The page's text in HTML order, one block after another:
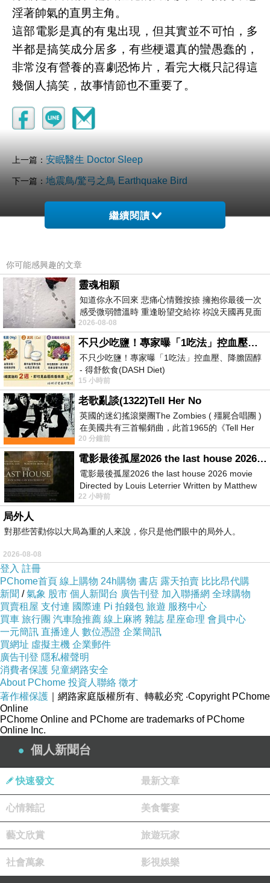
淫著帥氣的直男主角。
這部電影是真的有鬼出現，但其實並不可怕，多
半都是搞笑成分居多，有些梗還真的蠻愚蠢的，
非常沒有營養的喜劇恐怖片，看完大概只記得這
幾個人搞笑，故事情節也不重要了。
上一篇： 安眠醫生 Doctor Sleep
下一篇： 地震鳥/驚弓之鳥 Earthquake Bird
繼續閱讀
你可能感興趣的文章
靈魂相願
知道你永不回來 悲痛心情難按捺 擁抱你最後一次
感受微弱體溫時 重逢盼望交給祢 祢說天國再見面
此刻忍淚說別離 他日靈魂再
2026-08-08
不只少吃鹽！專家曝「1吃法」控血壓、降膽固醇 - 得舒飲食(DASH Diet)
不只少吃鹽！專家曝「1吃法」控血壓、降膽固醇
- 得舒飲食(DASH Diet)
https://www.facebook.com/dietitiansophia/posts/
15 小時前
老歌亂談(1322)Tell Her No
英國的迷幻搖滾樂團The Zombies ( 殭屍合唱團 )
在美國共有三首暢銷曲，此首1965的《Tell Her
No》即為其中之一，在告示牌百大單曲
20 分鐘前
電影最後孤屋2026 the last house 2026 movie
電影最後孤屋2026 the last house 2026 movie
Directed by Louis Leterrier Written by Matthew
Robinson Starring Greta Lee Wa
22 小時前
局外人
對那些苦勸你以大局為重的人來說，你只是他們眼中的局外人。
2026-08-08
登入 註冊
PChome首頁 線上購物 24h購物 書店 露天拍賣 比比昂代購
新聞 /氣象 股市 個人新聞台 廣告刊登 加入聯播網 全球購物
買賣租屋 支付連 國際連 Pi 拍錢包 旅遊 服務中心
買車 旅行團 汽車險推薦 線上麻將 雜誌 星座命理 會員中心
一元簡訊 直播達人 數位憑證 企業簡訊
買網址 虛擬主機 企業郵件
廣告刊登 隱私權聲明
消費者保護 兒童網路安全
About PChome 投資人聯絡 徵才
著作權保護 ｜網路家庭版權所有、轉載必究 ‧Copyright PChome
Online
PChome Online and PChome are trademarks of PChome
Online Inc.
個人新聞台
快速發文 最新文章
心情雜記 美食饗宴
藝文欣賞 旅遊玩家
社會萬象 影視娛樂